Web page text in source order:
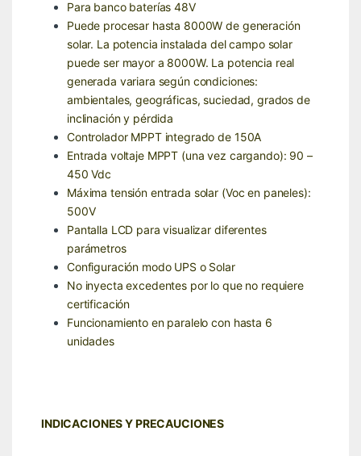
Para banco baterías 48V
Puede procesar hasta 8000W de generación
solar. La potencia instalada del campo solar
puede ser mayor a 8000W. La potencia real
generada variara según condiciones:
ambientales, geográficas, suciedad, grados de
inclinación y pérdida
Controlador MPPT integrado de 150A
Entrada voltaje MPPT (una vez cargando): 90 –
450 Vdc
Máxima tensión entrada solar (Voc en paneles):
500V
Pantalla LCD para visualizar diferentes
parámetros
Configuración modo UPS o Solar
No inyecta excedentes por lo que no requiere
certificación
Funcionamiento en paralelo con hasta 6
unidades
INDICACIONES Y PRECAUCIONES